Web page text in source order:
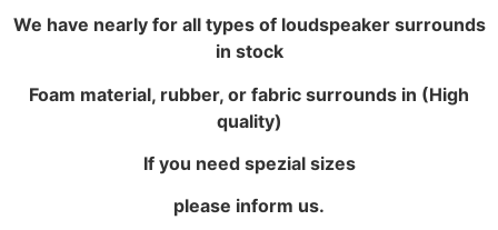
We have nearly for all types of loudspeaker surrounds
in stock
Foam material, rubber, or fabric surrounds in (High
quality)
If you need spezial sizes
please inform us.